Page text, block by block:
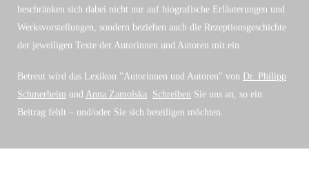
beschränken sich dabei nicht nur auf biografische Erläuterungen und
Werksvorstellungen, sondern beziehen auch die Rezeptionsgeschichte
der jeweiligen Texte der Autorinnen und Autoren mit ein.
Betreut wird das Lexikon "Autorinnen und Autoren" von Dr. Philipp
Schmerheim und Anna Zamolska. Schreiben Sie uns an, so ein
Beitrag fehlt – und/oder Sie sich beteiligen möchten.